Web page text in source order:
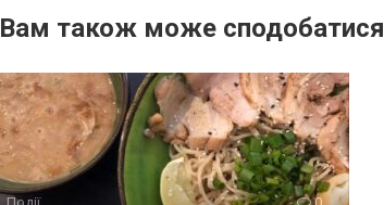
Вам також може сподобатися